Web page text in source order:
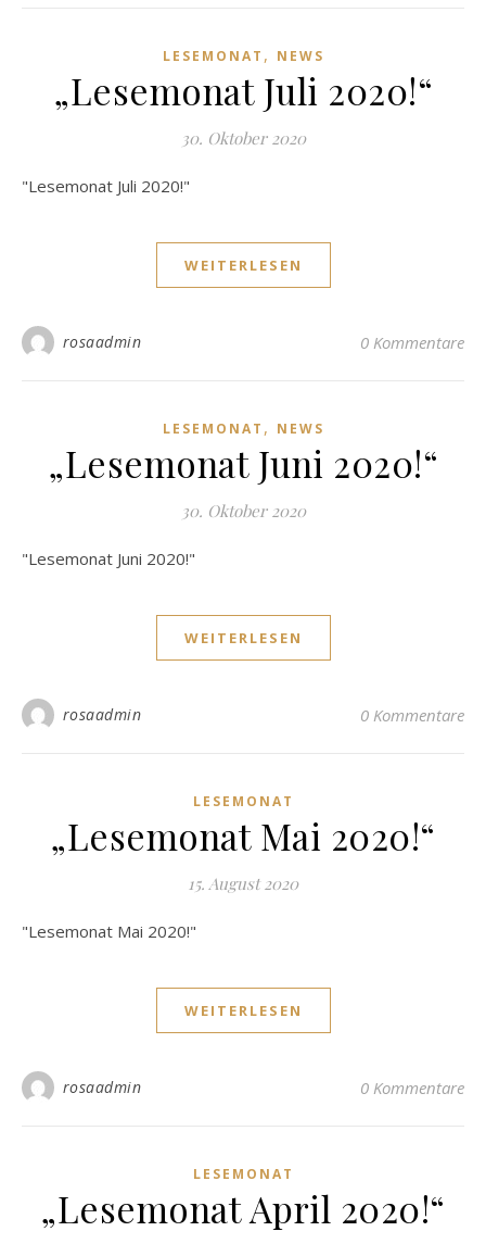
LESEMONAT , NEWS
„Lesemonat Juli 2020!“
30. Oktober 2020
"Lesemonat Juli 2020!"
WEITERLESEN
rosaadmin 0 Kommentare
LESEMONAT , NEWS
„Lesemonat Juni 2020!“
30. Oktober 2020
"Lesemonat Juni 2020!"
WEITERLESEN
rosaadmin 0 Kommentare
LESEMONAT
„Lesemonat Mai 2020!“
15. August 2020
"Lesemonat Mai 2020!"
WEITERLESEN
rosaadmin 0 Kommentare
LESEMONAT
„Lesemonat April 2020!“